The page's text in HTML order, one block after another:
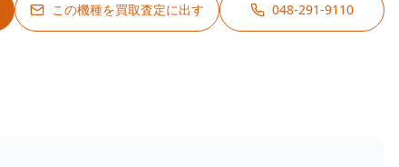
この機種を買取査定に出す 048-291-9110